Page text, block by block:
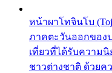
หน้าผาโทจินโบ
ภาคตะวันออกของ
เที่ยวที่ได้รับความ
ชาวต่างชาติ ด้วยค